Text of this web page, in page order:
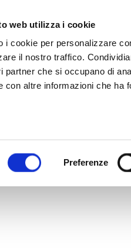
web utilizza i cookie
i cookie per personalizzare
il nostro traffico.
partner che si occupano di
con altre informazioni che ha
Preferenze